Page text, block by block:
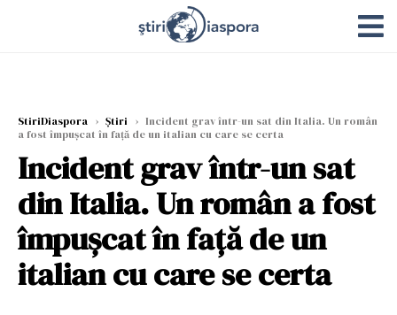
StiriDiaspora › Știri › Incident grav într-un sat din Italia. Un român
a fost împușcat în față de un italian cu care se certa
Incident grav într-un sat
din Italia. Un român a fost
împușcat în față de un
italian cu care se certa